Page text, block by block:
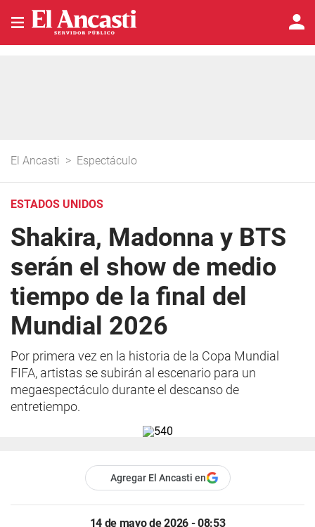
El Ancasti > Espectáculo
ESTADOS UNIDOS
Shakira, Madonna y BTS
serán el show de medio
tiempo de la final del
Mundial 2026
Por primera vez en la historia de la Copa Mundial
FIFA, artistas se subirán al escenario para un
megaespectáculo durante el descanso de
entretiempo.
Agregar El Ancasti en
14 de mayo de 2026 - 08:53